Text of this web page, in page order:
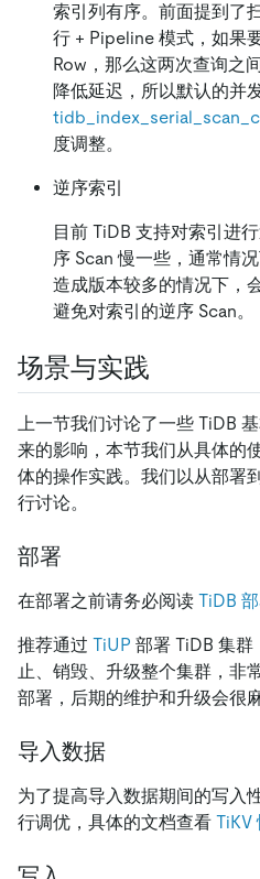
索引列有序。前面提到了
行 + Pipeline 模式，如果
Row，那么这两次查询之
降低延迟，所以默认的并
度调整。
逆序索引
目前 TiDB 支持对索引进
序 Scan 慢一些，通常情
造成版本较多的情况下，
避免对索引的逆序 Scan。
场景与实践
上一节我们讨论了一些 TiDB
来的影响，本节我们从具体的
体的操作实践。我们以从部署
行讨论。
部署
在部署之前请务必阅读 TiDB
推荐通过 TiUP 部署 TiDB 集
止、销毁、升级整个集群，非
部署，后期的维护和升级会很麻
导入数据
为了提高导入数据期间的写入
行调优，具体的文档查看 TiKV